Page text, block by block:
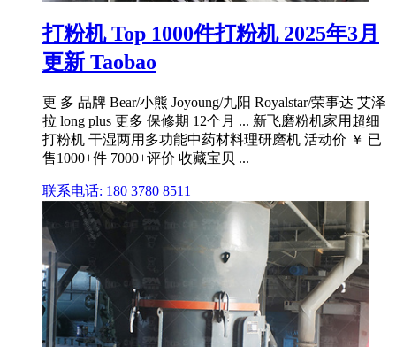
打粉机 Top 1000件打粉机 2025年3月
更新 Taobao
更 多 品牌 Bear/小熊 Joyoung/九阳 Royalstar/荣事达 艾泽
拉 long plus 更多 保修期 12个月 ... 新飞磨粉机家用超细
打粉机 干湿两用多功能中药材料理研磨机 活动价 ￥ 已
售1000+件 7000+评价 收藏宝贝 ...
联系电话: 180 3780 8511